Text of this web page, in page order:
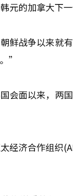
元的加拿大下
鲜战争以来就
”
会面以来，两
经济合作组织